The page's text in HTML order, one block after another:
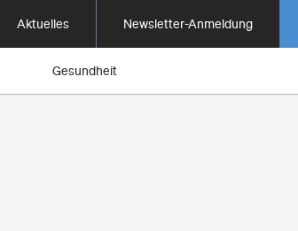
Aktuelles Newsletter-Anmeldung
Gesundheit